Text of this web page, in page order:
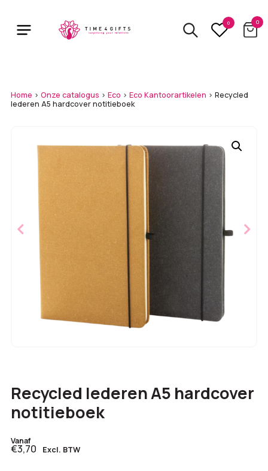
main
0 0
Home > Onze catalogus > Eco > Eco Kantoorartikelen > Recycled
lederen A5 hardcover notitieboek
Recycled lederen A5 hardcover
notitieboek
Vanaf
€3,70 Excl. BTW